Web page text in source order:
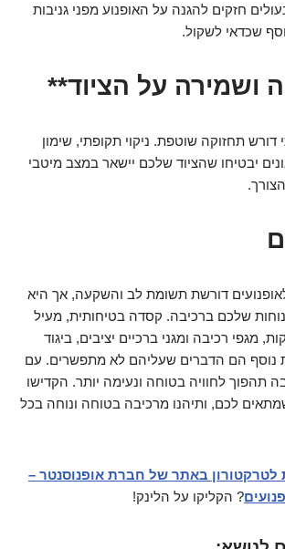
חזקים להגנה על האופנוע מפני גניבות
שכדאי לשקול.
ושמירה על הציוד**
דורש תחזוקה שוטפת. ניקוי תקופתי, שימון
יבטיחו שהציוד שלכם יישאר במצב מיטבי
לאופנועים דורשת תשומת לב והשקעה, אך היא
שלכם ברכיבה. קסדה בטיחותית, מעיל
מגפי רכיבה ומגני ברכיים יציבים, ביגוד
נוסף הם הדברים שעליהם לא מתפשרים. עם
תהפוך לחוויה בטוחה ונעימה יותר. הקדישו
לכם, ותיהנו מרכיבה בטוחה ונוחה בכל
לטרקטורון באתר של חברת אופנוסנטר –
? הקליקו על הלינק!